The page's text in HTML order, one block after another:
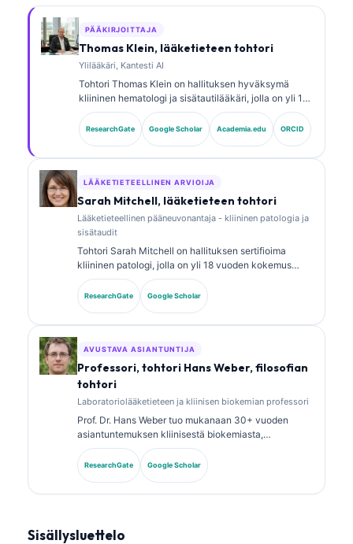
PÄÄKIRJOITTAJA
Thomas Klein, lääketieteen tohtori
Ylilääkäri, Kantesti AI
Tohtori Thomas Klein on hallituksen hyväksymä
kliininen hematologi ja sisätautilääkäri, jolla on yli 15
vuoden kokemus laboratoriolääketieteestä ja
tekoälyavusteisesta kliinisestä analyysistä.
Lääketieteellisena johtajana (Chief Medical Officer)
tarkkuutta. Tohtori Klein on julkaissut laajasti
biomarkkereiden tulkinnasta ja
laboratoriolääketieteen aiheista.
ResearchGate Google Scholar Academia.edu ORCID
LÄÄKETIETEELLINEN ARVIOIJA
Sarah Mitchell, lääketieteen tohtori
Lääketieteellinen pääneuvonantaja - kliininen patologia ja
sisätaudit
Tohtori Sarah Mitchell on hallituksen sertifioima
kliininen patologi, jolla on yli 18 vuoden kokemus
laboratoriolääketieteestä ja diagnostisesta
analyysistä. Hänellä on erikoistason sertifikaatit
kliinisen kemian alalta, ja hän on julkaissut laajasti
ResearchGate Google Scholar
AVUSTAVA ASIANTUNTIJA
Professori, tohtori Hans Weber, filosofian
tohtori
Laboratoriolääketieteen ja kliinisen biokemian professori
Prof. Dr. Hans Weber tuo mukanaan 30+ vuoden
asiantuntemuksen kliinisestä biokemiasta,
laboratoriolääketieteestä ja
biomarkkeritutkimuksesta. Hän oli aiemmin Saksan
kliinisen kemian seuran (German Society for Clinical
laboratoriolääketieteeseen.
ResearchGate Google Scholar
Sisällysluettelo